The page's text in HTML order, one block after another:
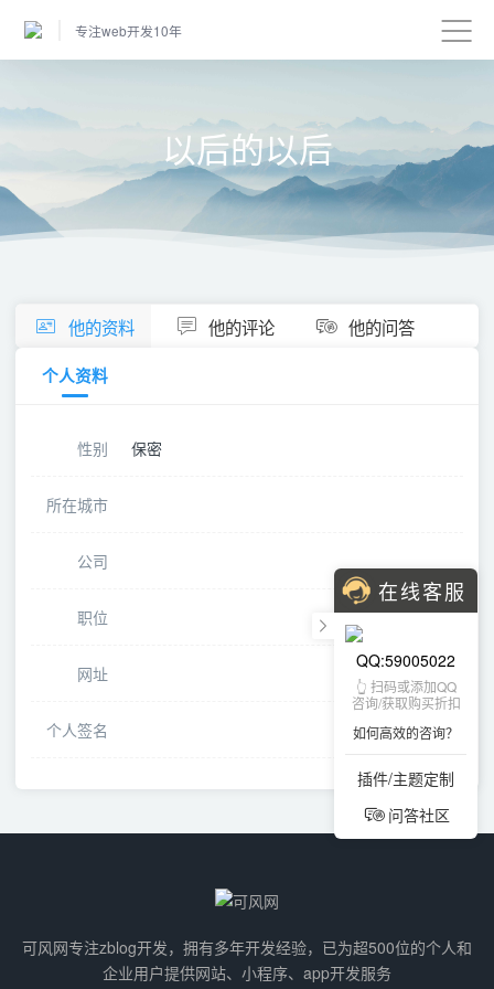
专注web开发10年
以后的以后
他的资料 他的评论 他的问答
个人资料
性别 保密
所在城市
公司
职位
网址
个人签名
可风网专注zblog开发，拥有多年开发经验，已为超500位的个人和
企业用户提供网站、小程序、app开发服务
在线客服
QQ:59005022
👆 扫码或添加QQ
咨询/获取购买折扣
如何高效的咨询？
插件/主题定制
问答社区